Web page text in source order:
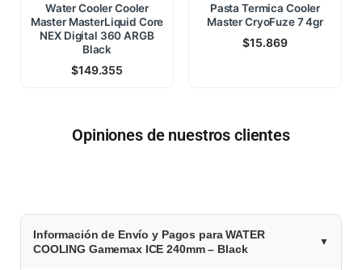
Water Cooler Cooler
Master MasterLiquid Core
NEX Digital 360 ARGB
Black
$149.355
Pasta Termica Cooler
Master CryoFuze 7 4gr
$15.869
Opiniones de nuestros clientes
$
1
Información de Envío y Pagos para WATER
COOLING Gamemax ICE 240mm – Black